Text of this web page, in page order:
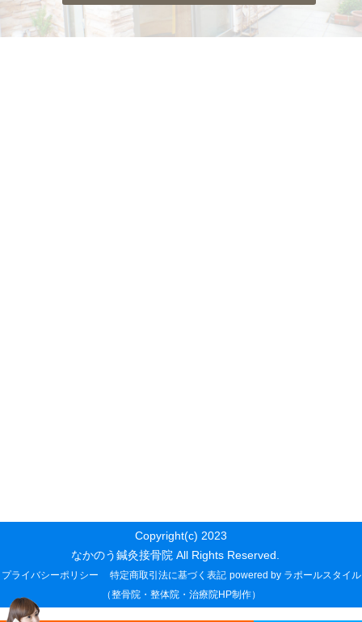
Copyright(c) 2023
なかのう鍼灸接骨院 All Rights Reserved.
プライバシーポリシー 特定商取引法に基づく表記 powered by ラポールスタイル
（整骨院・整体院・治療院HP制作）